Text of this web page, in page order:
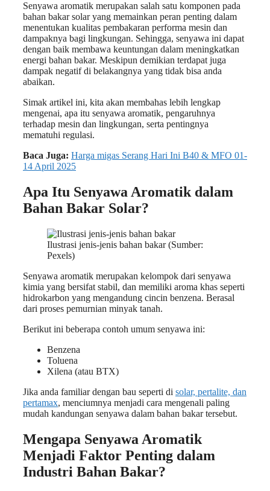
Senyawa aromatik merupakan salah satu komponen pada
bahan bakar solar yang memainkan peran penting dalam
menentukan kualitas pembakaran performa mesin dan
dampaknya bagi lingkungan. Sehingga, senyawa ini dapat
dengan baik membawa keuntungan dalam meningkatkan
energi bahan bakar. Meskipun demikian terdapat juga
dampak negatif di belakangnya yang tidak bisa anda
abaikan.
Simak artikel ini, kita akan membahas lebih lengkap
mengenai, apa itu senyawa aromatik, pengaruhnya
terhadap mesin dan lingkungan, serta pentingnya
mematuhi regulasi.
Baca Juga: Harga migas Serang Hari Ini B40 & MFO 01-
14 April 2025
Apa Itu Senyawa Aromatik dalam
Bahan Bakar Solar?
Ilustrasi jenis-jenis bahan bakar (Sumber:
Pexels)
Senyawa aromatik merupakan kelompok dari senyawa
kimia yang bersifat stabil, dan memiliki aroma khas seperti
hidrokarbon yang mengandung cincin benzena. Berasal
dari proses pemurnian minyak tanah.
Berikut ini beberapa contoh umum senyawa ini:
Benzena
Toluena
Xilena (atau BTX)
Jika anda familiar dengan bau seperti di solar, pertalite, dan
pertamax, menciumnya menjadi cara mengenali paling
mudah kandungan senyawa dalam bahan bakar tersebut.
Mengapa Senyawa Aromatik
Menjadi Faktor Penting dalam
Industri Bahan Bakar?